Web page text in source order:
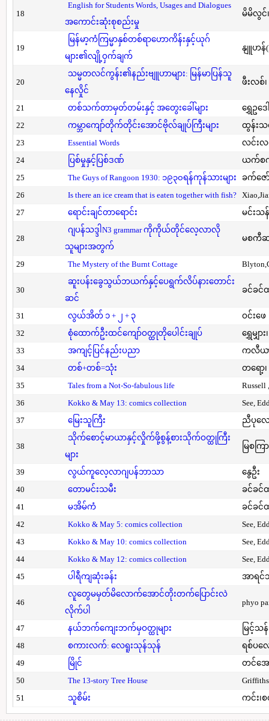
18
English for Students Words, Usages and Dialogues
အကောင်းဆုံးစုစည်းမှု
မိမိလွင်၊
19
မြန်မာ့ကံကြမ္မာနှစ်တစ်ရာဟောကိန်းနှင့်ယုဂ်
များ၏လျို့ဝှက်ချက်
နျူဟန်
20
သမ္မတလင်ကွန်း၏နည်းဗျူဟာများ: မြန်မာပြန်သူ
နေလှိုင်
ဖီးလစ်
21 တစ်သက်တာမှတ်တမ်းနှင့် အတွေးခေါ်များ
ရွှေဥဒေ
22
ကမ္ဘာကျော်တိုက်တိုင်းအောင်ဗိုလ်ချုပ်ကြီးများ
ထွန်းသ
23
Essential Words
လင်းလ
24
ပြစ်မှုနှင့်ပြစ်ဒဏ်
ယက်စကီ
25
The Guys of Rangoon 1930: ၁၉၃၀ရန်ကုန်သားများ
ခက်ဇေ
26
Is there an ice cream that is eaten together with fish?
27
ရောင်းချင်တာရောင်း မင်းသ
28
ဂျပန်သဒ္ဒါN3 grammar ကိုကိုယ်တိုင်လေ့လာလို
သူများအတွက်
မစကီ
29 The Mystery of the Burnt Cottage
30
ဆူးပန်းခွေသွယ်ဘယက်နှင့်ပေရွက်လိပ်နားတောင်း
ဆင်
ခင်ခင်
31 လွယ်အိတ် ၁ + ၂ + ၃
ဝင်းဖေ
32
စုံထောက်ဦးထင်ကျော်ဝတ္ထုတိုပေါင်းချုပ်
ရွှေမျှား
33
အကျင့်ပြင်နည်းပညာ
ကလီယာ
34
တစ်+တစ်=သုံး
တရော့၊
35
Tales from a Not-So-fabulous life
Russell
36
Kokko & May 13: comics collection
See,
37
မြေးသူကြီး ညီပုလေ
38
သိုက်စောင့်မာယာနှင့်လှိုက်ဖို့စွန့်စားသိုက်ဝတ္ထုကြီး
များ
မြစကြာ
39 လွယ်ကူလေ့လာဂျပန်ဘာသာ
နွေဦး
40
တောမင်းသမီး
ခင်ခင်
41
မအိမ်ကံ
ခင်ခင်
42
Kokko & May 5: comics collection
See,
43
Kokko & May 10: comics collection
See,
44
Kokko & May 12: comics collection
See,
45
ပါရီကျဆုံးခန်း အာရင်
46
လူတွေမမှတ်မိလောက်အောင်တိုးတက်ပြောင်းလဲ
လိုက်ပါ
phyo
47 နယ်ဘက်ကျေးဘက်မှဝတ္ထုများ
မြင့်သန်
48
စကားလက်: လေရူးသုန်သုန်
ရစ်ပလ
49
မြိုင်
တင်အေ
50
The 13-story Tree House
51
သူစိမ်း ကင်း၊